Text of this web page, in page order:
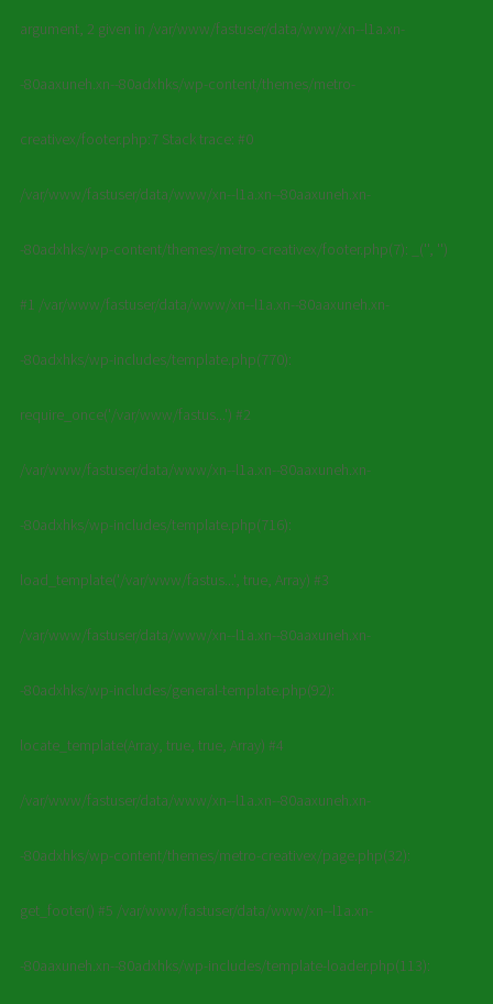
argument, 2 given in /var/www/fastuser/data/www/xn--l1a.xn-
-80aaxuneh.xn--80adxhks/wp-content/themes/metro-
creativex/footer.php:7 Stack trace: #0
/var/www/fastuser/data/www/xn--l1a.xn--80aaxuneh.xn-
-80adxhks/wp-content/themes/metro-creativex/footer.php(7): _('', '')
#1 /var/www/fastuser/data/www/xn--l1a.xn--80aaxuneh.xn-
-80adxhks/wp-includes/template.php(770):
require_once('/var/www/fastus...') #2
/var/www/fastuser/data/www/xn--l1a.xn--80aaxuneh.xn-
-80adxhks/wp-includes/template.php(716):
load_template('/var/www/fastus...', true, Array) #3
/var/www/fastuser/data/www/xn--l1a.xn--80aaxuneh.xn-
-80adxhks/wp-includes/general-template.php(92):
locate_template(Array, true, true, Array) #4
/var/www/fastuser/data/www/xn--l1a.xn--80aaxuneh.xn-
-80adxhks/wp-content/themes/metro-creativex/page.php(32):
get_footer() #5 /var/www/fastuser/data/www/xn--l1a.xn-
-80aaxuneh.xn--80adxhks/wp-includes/template-loader.php(113):